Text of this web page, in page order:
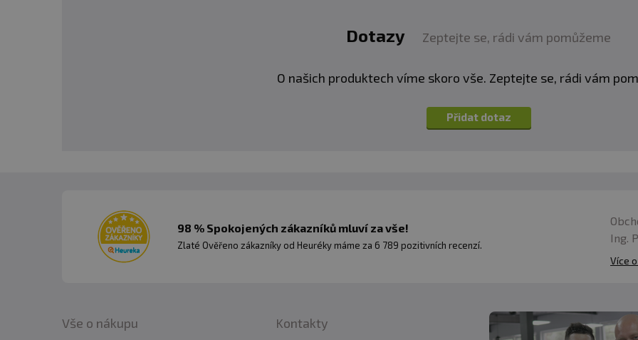
Dotazy Zeptejte se, rádi vám pomůžeme
O našich produktech víme skoro vše. Zeptejte se, rádi vám
Přidat dotaz
98 % Spokojených zákazníků mluví za vše!
Zlaté Ověřeno zákazníky od Heuréky máme za 6 789 pozitivních recenzí.
Ing.
Více
Vše o nákupu Kontakty